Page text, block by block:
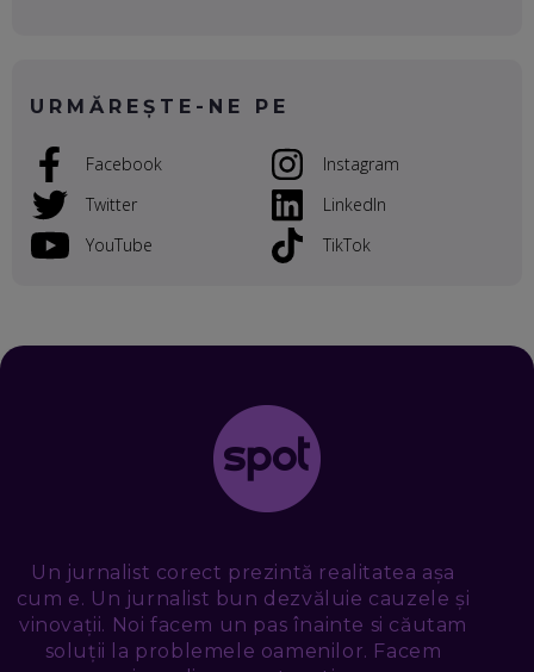
GLOBALĂ, FĂRĂ SĂ PIERZI LEGĂTURA CU COMUNITATEA
TA LOCALĂ - ȘI CE SĂ DAI ÎNAPOI
ROBERT GRAUR, FOMO: SPEAKERUL PE SCENĂ, INVITATUL
ÎN SALĂ, DAR ÎNVĂȚĂM UNII DE LA CEILALȚI. VIN JASON
CRISTIAN CHINA BIRTA, KOOPERATIVA 2.0: CUM ÎȚI FACI
PROMOVAREA ONLINE. 3 PAȘI CA SĂ RECUNOȘTI „ȚEPARII”
TUDOR MIHĂILESCU, FRESHFUL BY EMAG: MAGAZINUL
VIITORULUI NU ARE TRILIOANE DE PRODUSE. DAR ARE
EXACT CE ÎȚI DOREȘTI
URMĂREȘTE-NE PE
Facebook
Twitter
YouTube
Instagram
LinkedIn
TikTok
Un jurnalist corect prezintă realitatea așa
cum e. Un jurnalist bun dezvăluie cauzele și
vinovații. Noi facem un pas înainte si căutam
soluții la problemele oamenilor. Facem